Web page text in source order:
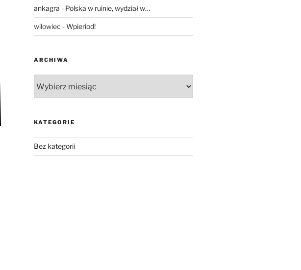
ankagra - Polska w ruinie, wydział w…
wilowiec -Wpieriod!
ARCHIWA
KATEGORIE
Bez kategorii